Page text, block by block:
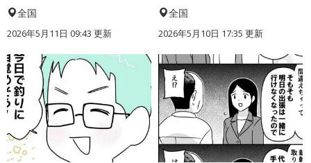
全国
2026年5月11日 09:43 更新
全国
2026年5月10日 17:35 更新